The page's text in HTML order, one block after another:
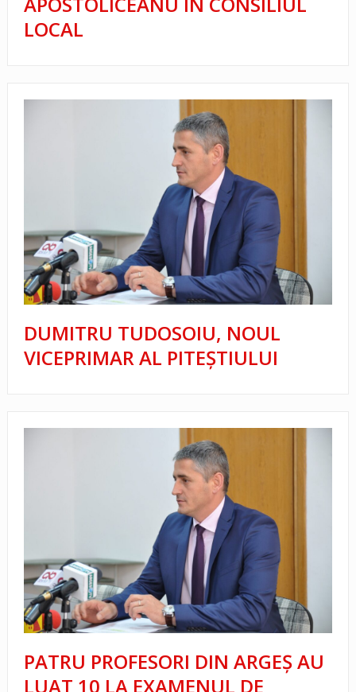
LOCAL
DUMITRU TUDOSOIU, NOUL
VICEPRIMAR AL PITEȘTIULUI
PATRU PROFESORI DIN ARGEȘ AU
LUAT 10 LA EXAMENUL DE